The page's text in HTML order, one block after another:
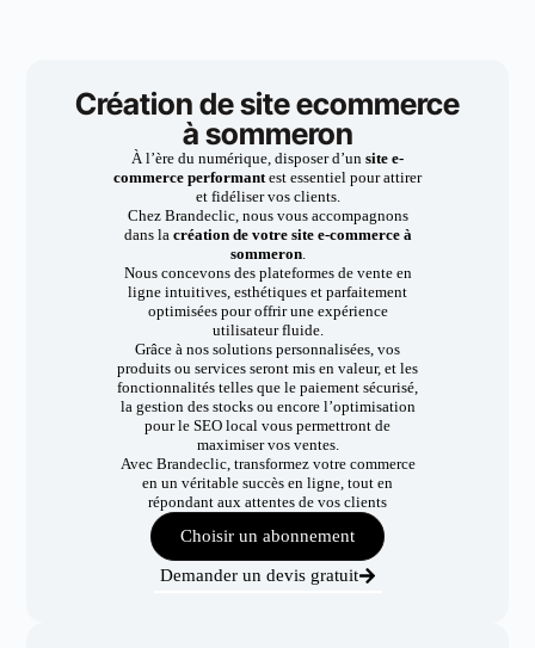
Création de site ecommerce
à sommeron
À l’ère du numérique, disposer d’un site e-
commerce performantest essentiel pour attirer
et fidéliser vos clients.
Chez Brandeclic, nous vous accompagnons
dans la création de votre site e-commerce à
sommeron.
Nous concevons des plateformes de vente en
ligne intuitives, esthétiques et parfaitement
optimisées pour offrir une expérience
utilisateur fluide.
Grâce à nos solutions personnalisées, vos
produits ou services seront mis en valeur, et les
fonctionnalités telles que le paiement sécurisé,
la gestion des stocks ou encore l’optimisation
pour le SEO local vous permettront de
maximiser vos ventes.
Avec Brandeclic, transformez votre commerce
en un véritable succès en ligne, tout en
répondant aux attentes de vos clients
Choisir un abonnement
Demander un devis gratuit